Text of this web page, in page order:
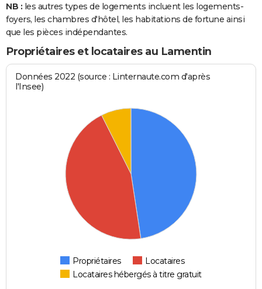
NB : les autres types de logements incluent les logements-
foyers, les chambres d'hôtel, les habitations de fortune ainsi
que les pièces indépendantes.
Propriétaires et locataires au Lamentin
Données 2022 (source : Linternaute.com d'après
l'Insee)
Propriétaires
Locataires
Locataires hébergés à titre gratuit